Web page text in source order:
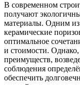
В современном
получают
материалы. Одним из
керамические
оптимальное
и стоимости.
преимуществ,
соблюдения
обеспечить